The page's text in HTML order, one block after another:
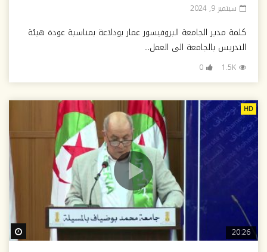
سبتمبر 9, 2024
كلمة مدير الجامعة البروفيسور عمار بودلاعة بمناسبة عودة هيئة
التدريس بالجامعة الى العمل...
1.5K
0
HD
20:26